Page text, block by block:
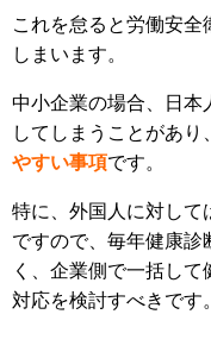
これを怠ると労働安全
しまいます。
中小企業の場合、日本
してしまうことがあり、
やすい事項です。
特に、外国人に対して
ですので、毎年健康診
く、企業側で一括し
対応を検討すべきです。